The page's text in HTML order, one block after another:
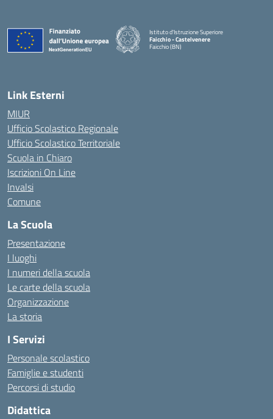
Istituto d'Istruzione Superiore
Faicchio - Castelvenere
Faicchio (BN)
Link Esterni
MIUR
Ufficio Scolastico Regionale
Ufficio Scolastico Territoriale
Scuola in Chiaro
Iscrizioni On Line
Invalsi
Comune
La Scuola
Presentazione
I luoghi
I numeri della scuola
Le carte della scuola
Organizzazione
La storia
I Servizi
Personale scolastico
Famiglie e studenti
Percorsi di studio
Didattica